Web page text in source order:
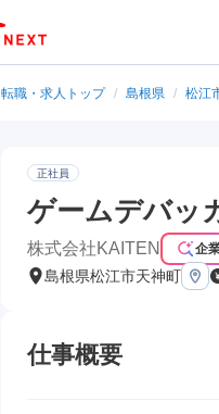
転職・求人トップ / 島根県 / 松江
正社員
ゲームデバッ
株式会社KAITEN 企
島根県松江市天神町
仕事概要